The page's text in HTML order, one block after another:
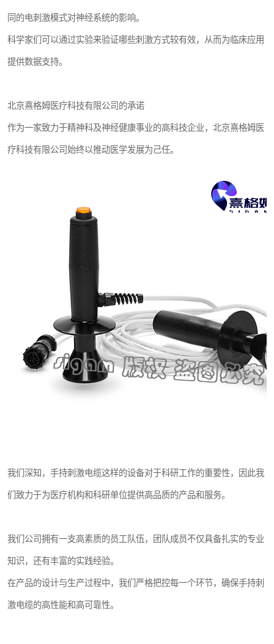
同的电刺激模式对神经系统的影响。
科学家们可以通过实验来验证哪些刺激方式较有效，从而为临床应用
提供数据支持。
北京熹格姆医疗科技有限公司的承诺
作为一家致力于精神科及神经健康事业的高科技企业，北京熹格姆医
疗科技有限公司始终以推动医学发展为己任。
我们深知，手持刺激电缆这样的设备对于科研工作的重要性，因此我
们致力于为医疗机构和科研单位提供高品质的产品和服务。
我们公司拥有一支高素质的员工队伍，团队成员不仅具备扎实的专业
知识，还有丰富的实践经验。
在产品的设计与生产过程中，我们严格把控每一个环节，确保手持刺
激电缆的高性能和高可靠性。